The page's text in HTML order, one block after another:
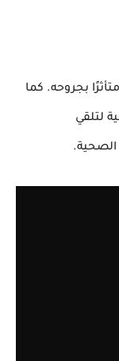
بجروحه. كما
لتلقي
الصحية.